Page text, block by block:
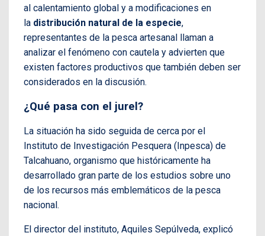
al calentamiento global y a modificaciones en
la distribución natural de la especie,
representantes de la pesca artesanal llaman a
analizar el fenómeno con cautela y advierten que
existen factores productivos que también deben ser
considerados en la discusión.
¿Qué pasa con el jurel?
La situación ha sido seguida de cerca por el
Instituto de Investigación Pesquera (Inpesca) de
Talcahuano, organismo que históricamente ha
desarrollado gran parte de los estudios sobre uno
de los recursos más emblemáticos de la pesca
nacional.
El director del instituto, Aquiles Sepúlveda, explicó